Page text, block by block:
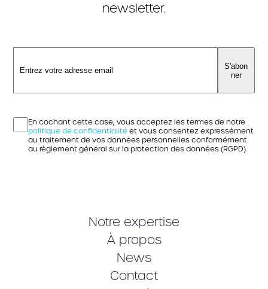
newsletter.
En cochant cette case, vous acceptez les termes de notre
politique de confidentialité et vous consentez expressément
au traitement de vos données personnelles conformément
au règlement général sur la protection des données (RGPD).
S'abon
ner
Notre expertise
À propos
News
Contact